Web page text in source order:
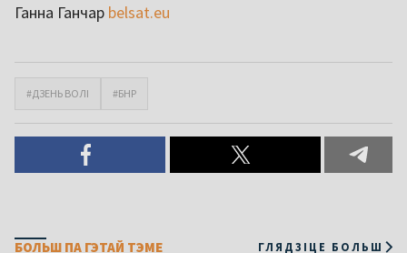
Ганна Ганчар belsat.eu
#ДЗЕНЬ ВОЛІ #БНР
БОЛЬШ ПА ГЭТАЙ ТЭМЕ ГЛЯДЗІЦЕ БОЛЬШ